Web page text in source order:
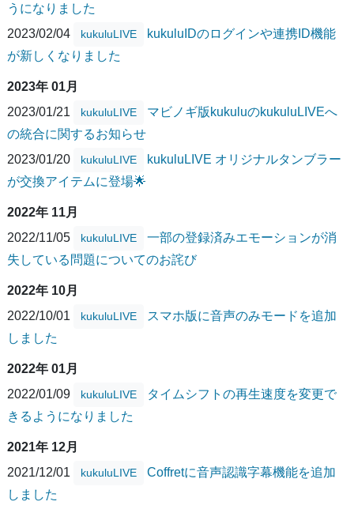
うになりました
2023/02/04
kukuluLIVE
kukuluIDのログインや連携ID機能
が新しくなりました
2023年 01月
2023/01/21
kukuluLIVE
マビノギ版kukuluのkukuluLIVEへ
の統合に関するお知らせ
2023/01/20
kukuluLIVE
kukuluLIVE オリジナルタンブラー
が交換アイテムに登場🌟
2022年 11月
2022/11/05
kukuluLIVE
一部の登録済みエモーションが消
失している問題についてのお詫び
2022年 10月
2022/10/01
kukuluLIVE
スマホ版に音声のみモードを追加
しました
2022年 01月
2022/01/09
kukuluLIVE
タイムシフトの再生速度を変更で
きるようになりました
2021年 12月
2021/12/01
kukuluLIVE
Coffretに音声認識字幕機能を追加
しました